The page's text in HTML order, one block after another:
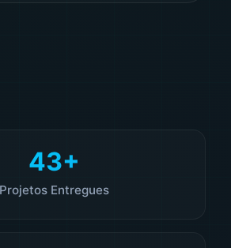
49+
Projetos Entregues